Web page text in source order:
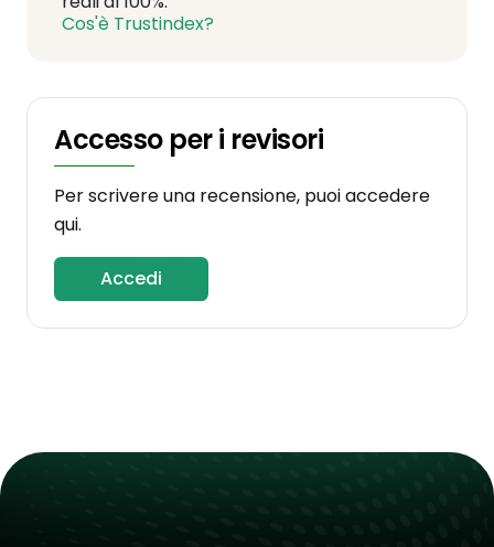
Cos'è Trustindex?
Accesso per i revisori
Per scrivere una recensione, puoi accedere
qui.
Accedi